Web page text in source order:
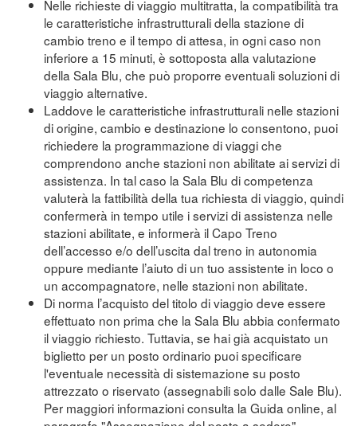
Nelle richieste di viaggio multitratta, la compatibilità tra
le caratteristiche infrastrutturali della stazione di
cambio treno e il tempo di attesa, in ogni caso non
inferiore a 15 minuti, è sottoposta alla valutazione
della Sala Blu, che può proporre eventuali soluzioni di
viaggio alternative.
Laddove le caratteristiche infrastrutturali nelle stazioni
di origine, cambio e destinazione lo consentono, puoi
richiedere la programmazione di viaggi che
comprendono anche stazioni non abilitate ai servizi di
assistenza. In tal caso la Sala Blu di competenza
valuterà la fattibilità della tua richiesta di viaggio, quindi
confermerà in tempo utile i servizi di assistenza nelle
stazioni abilitate, e informerà il Capo Treno
dell’accesso e/o dell’uscita dal treno in autonomia
oppure mediante l’aiuto di un tuo assistente in loco o
un accompagnatore, nelle stazioni non abilitate.
Di norma l’acquisto del titolo di viaggio deve essere
effettuato non prima che la Sala Blu abbia confermato
il viaggio richiesto. Tuttavia, se hai già acquistato un
biglietto per un posto ordinario puoi specificare
l'eventuale necessità di sistemazione su posto
attrezzato o riservato (assegnabili solo dalle Sale Blu).
Per maggiori informazioni consulta la Guida online, al